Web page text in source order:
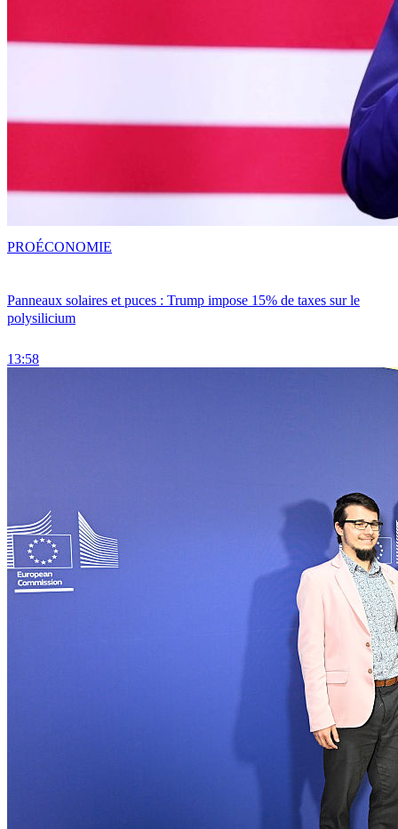
Panneaux solaires et puces : Trump impose 15% de taxes sur le
polysilicium
13:58
PROÉCONOMIE